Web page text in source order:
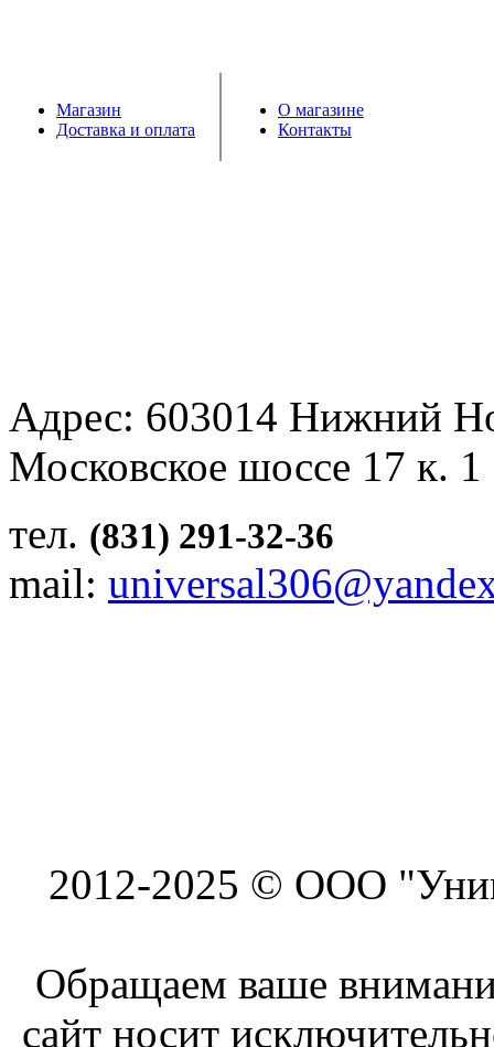
Магазин
Доставка и оплата
О магазине
Контакты
Адрес: 603014 Нижний
Московское шоссе 17 к.
тел. (831) 291-32-36
mail:
2012-2025 © ООО
Обращаем ваше
сайт носит